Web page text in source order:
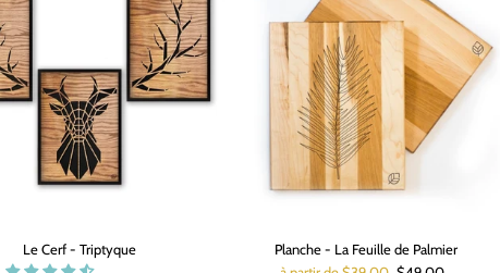
Le Cerf - Triptyque
Planche - La Feuille de Palmier